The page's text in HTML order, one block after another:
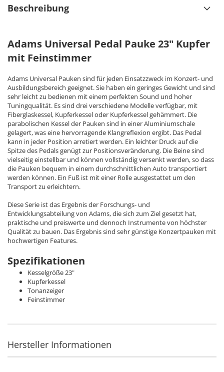
Beschreibung
Adams Universal Pedal Pauke 23" Kupfer
mit Feinstimmer
Adams Universal Pauken sind für jeden Einsatzzweck im Konzert- und
Ausbildungsbereich geeignet. Sie haben ein geringes Gewicht und sind
sehr leicht zu bedienen mit einem perfekten Sound und hoher
Tuningqualität. Es sind drei verschiedene Modelle verfügbar, mit
Fiberglaskessel, Kupferkessel oder Kupferkessel gehämmert. Die
parabolischen Kessel der Pauken sind in einer Aluminiumschale
gelagert, was eine hervorragende Klangreflexion ergibt. Das Pedal
kann in jeder Position arretiert werden. Ein leichter Druck auf die
Spitze des Pedals genügt zur Positionsveränderung. Die Beine sind
vielseitig einstellbar und können vollständig versenkt werden, so dass
die Pauken bequem in einem durchschnittlichen Auto transportiert
werden können. Ein Fuß ist mit einer Rolle ausgestattet um den
Transport zu erleichtern.
Diese Serie ist das Ergebnis der Forschungs- und
Entwicklungsabteilung von Adams, die sich zum Ziel gesetzt hat,
praktische und preiswerte und dennoch Instrumente von höchster
Qualität zu bauen. Das Ergebnis sind sehr günstige Konzertpauken mit
hochwertigen Features.
Spezifikationen
Kesselgröße 23"
Kupferkessel
Tonanzeiger
Feinstimmer
Hersteller Informationen